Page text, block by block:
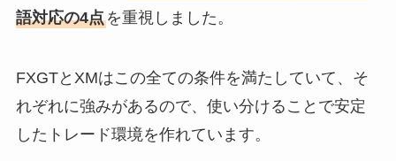
語対応の4点を重視しました。
FXGTとXMはこの全ての条件を満たしていて、そ
れぞれに強みがあるので、使い分けることで安定
したトレード環境を作れています。